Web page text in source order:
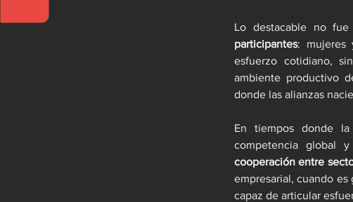
Lo destacable no
participantes: mujeres
esfuerzo cotidiano,
ambiente productivo
donde las alianzas
En tiempos donde
competencia global
cooperación entre
empresarial, cuando
capaz de articular